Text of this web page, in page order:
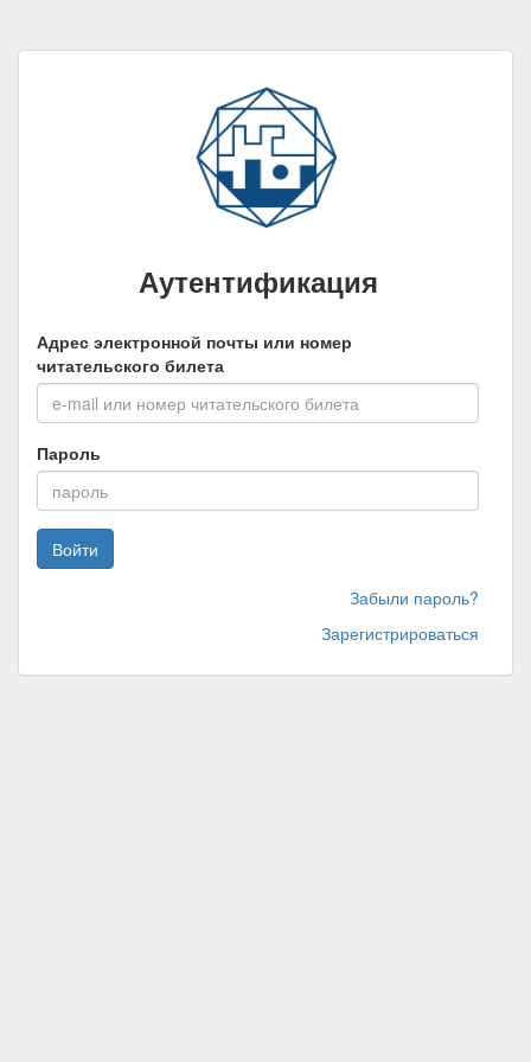
Аутентификация
Адрес электронной почты или номер
читательского билета
Пароль
Войти
Забыли пароль?
Зарегистрироваться